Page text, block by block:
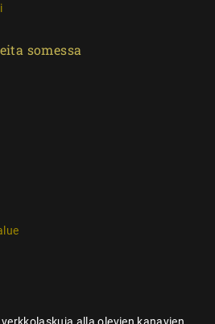
somessa
alla olevien kanavien